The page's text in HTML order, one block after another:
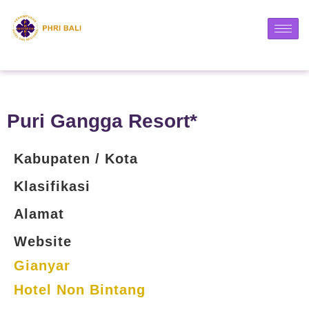
Puri Gangga Resort*
Kabupaten / Kota
Klasifikasi
Alamat
Website
Gianyar
Hotel Non Bintang